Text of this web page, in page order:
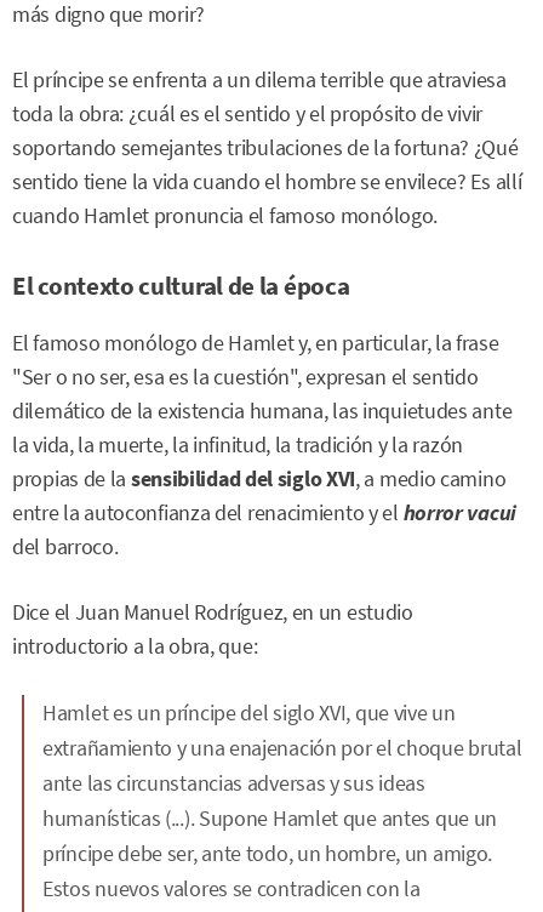
más digno que morir?
El príncipe se enfrenta a un dilema terrible que atraviesa
toda la obra: ¿cuál es el sentido y el propósito de vivir
soportando semejantes tribulaciones de la fortuna? ¿Qué
sentido tiene la vida cuando el hombre se envilece? Es allí
cuando Hamlet pronuncia el famoso monólogo.
El contexto cultural de la época
El famoso monólogo de Hamlet y, en particular, la frase
"Ser o no ser, esa es la cuestión", expresan el sentido
dilemático de la existencia humana, las inquietudes ante
la vida, la muerte, la infinitud, la tradición y la razón
propias de la sensibilidad del siglo XVI, a medio camino
entre la autoconfianza del renacimiento y el horror vacui
del barroco.
Dice el Juan Manuel Rodríguez, en un estudio
introductorio a la obra, que:
Hamlet es un príncipe del siglo XVI, que vive un
extrañamiento y una enajenación por el choque brutal
ante las circunstancias adversas y sus ideas
humanísticas (...). Supone Hamlet que antes que un
príncipe debe ser, ante todo, un hombre, un amigo.
Estos nuevos valores se contradicen con la